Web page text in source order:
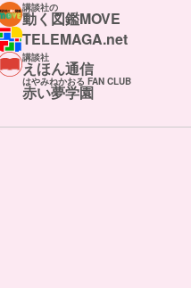
講談社の
動く図鑑MOVE
TELEMAGA.net
講談社
えほん通信
はやみねかおる FAN CLUB
赤い夢学園